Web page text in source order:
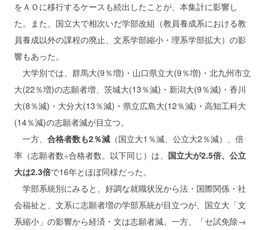
をＡＯに移行するケースも続出したことが、本集計に影響し
た。また、国立大で相次いだ学部改組（教員養成系における教
員養成以外の課程の廃止、文系学部縮小・理系学部拡大）の影
響もあった。
大学別では、群馬大(9％増)・山口県立大(9％増)・北九州市立
大(22％増)の志願者増、茨城大(13％減)・新潟大(9％減)・香川
大(8％減)・大分大(13％減)・県立広島大(12％減)・高知工科大
(14％減)の志願者減が目立つ。
一方、 合格者数も2％減 （国立大1％減、公立大2％減）、倍
率（志願者数÷合格者数。以下同じ）は、 国立大が2.5倍、公立
大は2.3倍で16年とほぼ同様だった。
学部系統別にみると、好調な就職状況から法・国際関係・社
会福祉と、文系に志願者増の学部系統が目立つが、国立大「文
系縮小」の影響から経済・文は志願者減。一方、「セ試免除→